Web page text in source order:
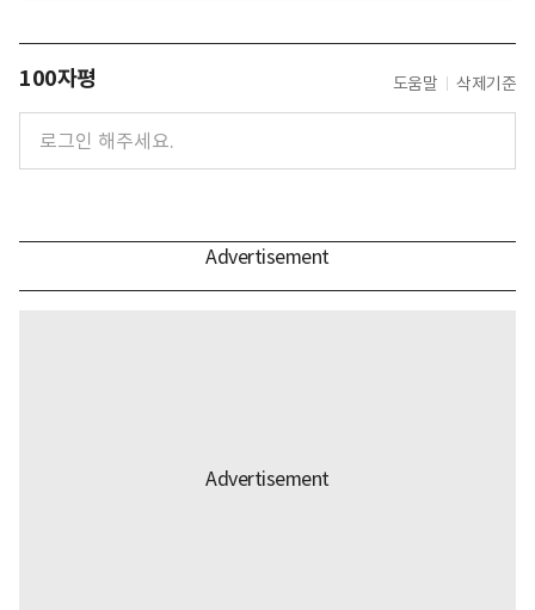
100자평 도움말 삭제기준